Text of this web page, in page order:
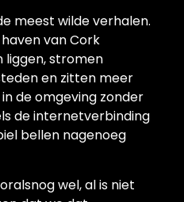
meest wilde verhalen.
van Cork
liggen, stromen
en zitten meer
de omgeving zonder
de internetverbinding
bellen nagenoeg
wel, al is niet